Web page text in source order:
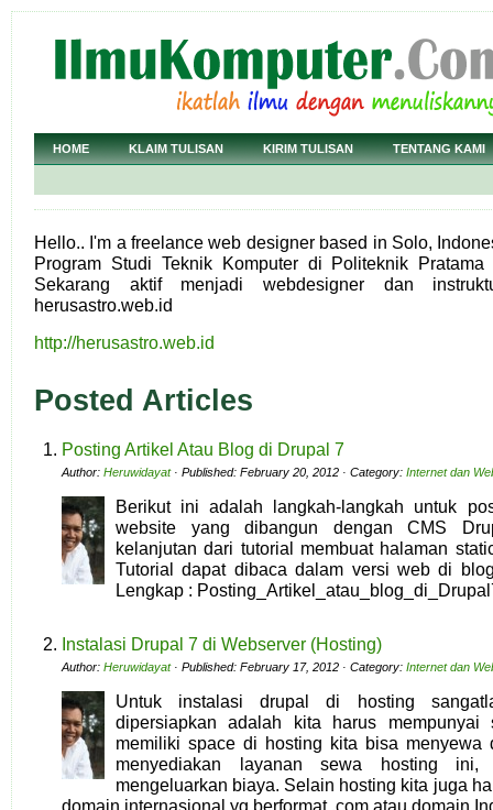
HOME KLAIM TULISAN KIRIM TULISAN TENTANG KAMI
Hello.. I'm a freelance web designer based in Solo,
Program Studi Teknik Komputer di Politeknik
Sekarang aktif menjadi webdesigner dan
herusastro.web.id
http://herusastro.web.id
Posted Articles
Posting Artikel Atau Blog di Drupal 7
Author: Heruwidayat· Published: February 20, 2012 · Category: Internet dan
Berikut ini adalah langkah-langkah untuk
website yang dibangun dengan CMS
kelanjutan dari tutorial membuat halaman
Tutorial dapat dibaca dalam versi web di
Lengkap :
Instalasi Drupal 7 di Webserver (Hosting)
Author: Heruwidayat· Published: February 17, 2012 · Category: Internet dan
Untuk instalasi drupal di hosting
dipersiapkan adalah kita harus
memiliki space di hosting kita bisa menyewa
menyediakan layanan sewa hosting
mengeluarkan biaya. Selain hosting kita juga
domain internasional yg berformat .com atau domain